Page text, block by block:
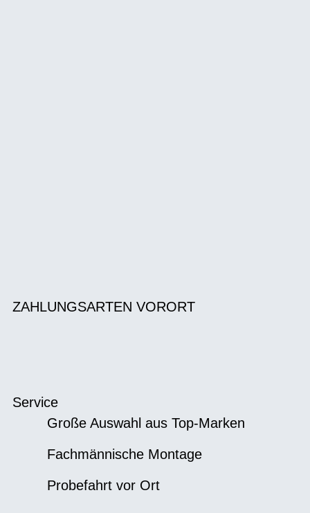
ZAHLUNGSARTEN VORORT
Service
Große Auswahl aus Top-Marken
Fachmännische Montage
Probefahrt vor Ort